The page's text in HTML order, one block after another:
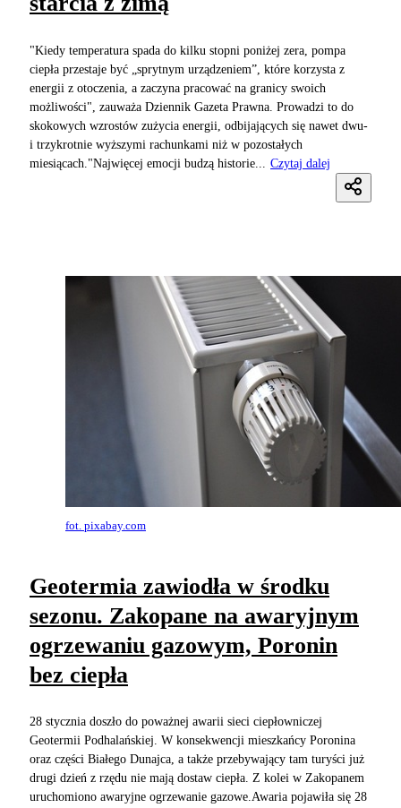
"Kiedy temperatura spada do kilku stopni poniżej zera, pompa
ciepła przestaje być „sprytnym urządzeniem”, które korzysta z
energii z otoczenia, a zaczyna pracować na granicy swoich
możliwości", zauważa Dziennik Gazeta Prawna. Prowadzi to do
skokowych wzrostów zużycia energii, odbijających się nawet dwu-
i trzykrotnie wyższymi rachunkami niż w pozostałych
miesiącach."Najwięcej emocji budzą historie...
Czytaj dalej
fot. pixabay.com
Geotermia zawiodła w środku
sezonu. Zakopane na awaryjnym
ogrzewaniu gazowym, Poronin
bez ciepła
28 stycznia doszło do poważnej awarii sieci ciepłowniczej
Geotermii Podhalańskiej. W konsekwencji mieszkańcy Poronina
oraz części Białego Dunajca, a także przebywający tam turyści już
drugi dzień z rzędu nie mają dostaw ciepła. Z kolei w Zakopanem
uruchomiono awaryjne ogrzewanie gazowe.Awaria pojawiła się 28